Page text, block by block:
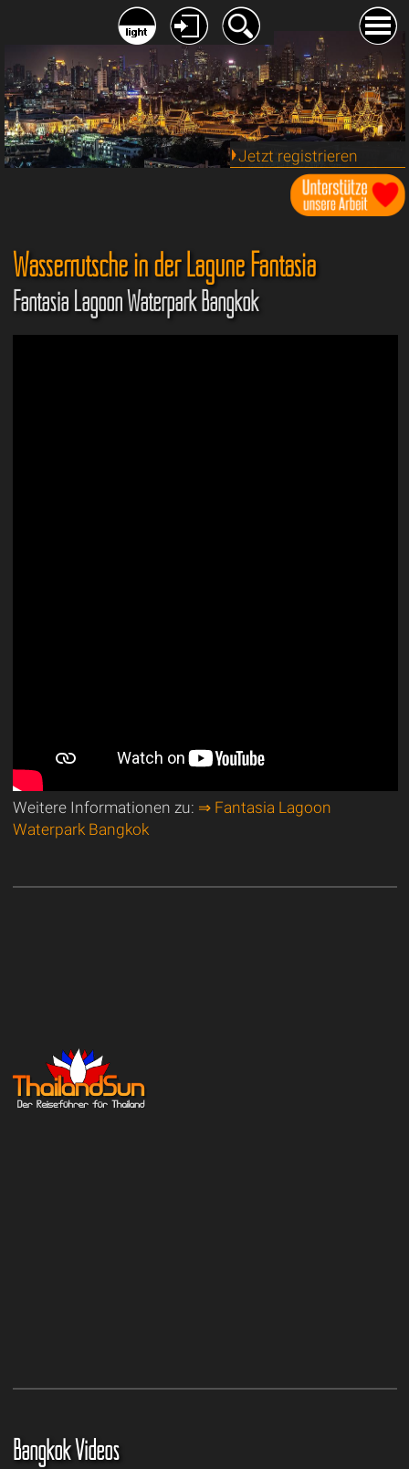
Jetzt registrieren
Wasserrutsche in der Lagune Fantasia
Fantasia Lagoon Waterpark Bangkok
Weitere Informationen zu: ⇒ Fantasia Lagoon
Waterpark Bangkok
Bangkok Videos